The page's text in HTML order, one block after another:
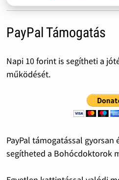
PayPal Támogatás
Napi 10 forint is segítheti a
működését.
PayPal támogatással gyorsan
segítheted a Bohócdoktorok